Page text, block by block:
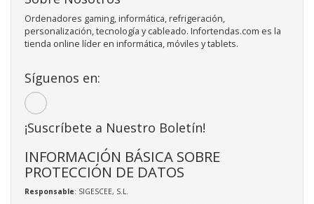
Ordenadores gaming, informática, refrigeración,
personalización, tecnología y cableado. Infortendas.com es la
tienda online líder en informática, móviles y tablets.
Síguenos en:
¡Suscríbete a Nuestro Boletín!
INFORMACIÓN BÁSICA SOBRE
PROTECCIÓN DE DATOS
Responsable: SIGESCEE, S.L.